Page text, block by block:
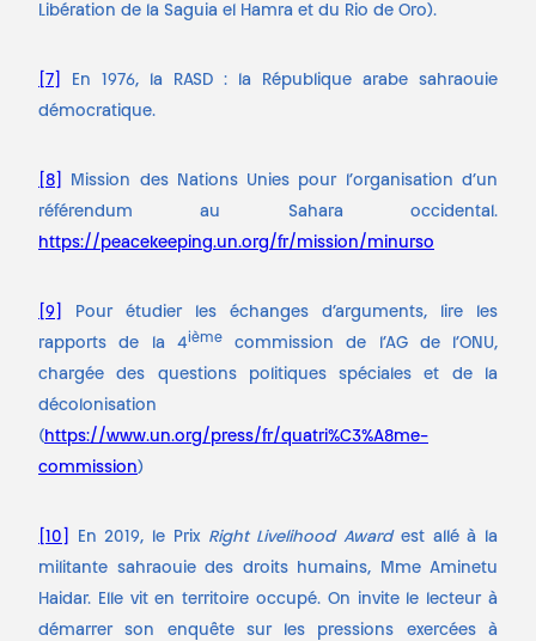
Libération de la Saguia el Hamra et du Rio de Oro).
[7]
En 1976, la RASD : la République arabe sahraouie
démocratique.
[8]
Mission des Nations Unies pour l’organisation d’un
référendum au Sahara occidental.
https://peacekeeping.un.org/fr/mission/minurso
[9]
Pour étudier les échanges d’arguments, lire les
rapports de la 4 ième commission de l’AG de l’ONU,
chargée des questions politiques spéciales et de la
décolonisation
(https://www.un.org/press/fr/quatri%C3%A8me-
commission)
[10] En 2019, le Prix Right Livelihood Awardest allé à la
militante sahraouie des droits humains, Mme Aminetu
Haidar. Elle vit en territoire occupé. On invite le lecteur à
démarrer son enquête sur les pressions exercées à